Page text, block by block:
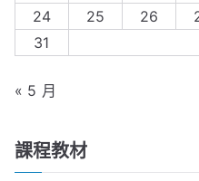
24
25 26
31
« 5 月
課程教材